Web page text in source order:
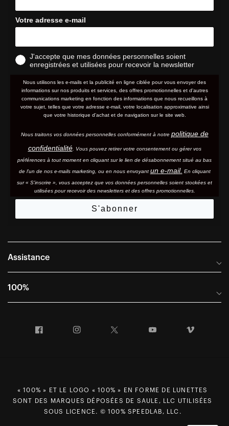
Votre adresse e-mail
J'accepte que mes données personnelles soient
enregistrées et utilisées pour recevoir la newsletter
Nous utilisons les e-mails et la publicité en ligne ciblée pour vous envoyer des
informations sur nos produits et services, des offres promotionnelles et d'autres
communications marketing en fonction des informations que nous recueillons à
votre sujet, telles que votre adresse e-mail, votre localisation approximative ainsi
que votre historique d'achat et de navigation sur le site web.
Nous traitons vos données personnelles conformément à notre politique de
confidentialité. Vous pouvez retirer votre consentement ou gérer vos
préférences à tout moment en cliquant sur le lien de désabonnement situé au bas
de l'un de nos e-mails marketing, ou en nous envoyant un e-mail. En cliquant
sur « S'inscrire », vous acceptez que vos données personnelles soient stockées et
utilisées pour recevoir des newsletters et des offres promotionnelles.
S'abonner
Assistance
Foire aux questions
Conditions générales de vente
100%
Informations sur l'entreprise
du RGPD
Facebook Instagram YouTube
« 100% » ET LE LOGO « 100% » EN FORME DE LUNETTES
SONT DES MARQUES DÉPOSÉES DE SAULE, LLC UTILISÉES
SOUS LICENCE. © 100% SPEEDLAB, LLC.